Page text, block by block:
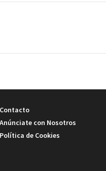
Contacto
Anúnciate con Nosotros
Política de Cookies